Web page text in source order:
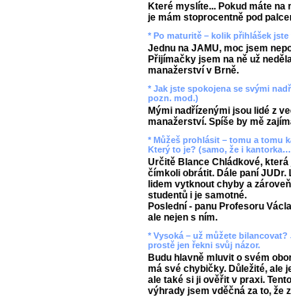
Které myslíte... Pokud máte
je mám stoprocentně pod
* Po maturitě – kolik přihlášek jste
Jednu na JAMU, moc jsem
Přijímačky jsem na ně už
manažerství v Brně.
* Jak jste spokojena se svými
pozn. mod.)
Mými nadřízenými jsou lidé z
manažerství. Spíše by mě
* Můžeš prohlásit – tomu a tomu
Který to je? (samo, že i
Určitě Blance Chládkové,
čímkoli obrátit. Dále paní
lidem vytknout chyby a
studentů i je samotné.
Poslední - panu Profesoru
ale nejen s ním.
* Vysoká – už můžete
prostě jen řekni svůj názor.
Budu hlavně mluvit o svém
má své chybičky. Důležité, ale
ale také si ji ověřit v praxi.
výhrady jsem vděčná za to, že